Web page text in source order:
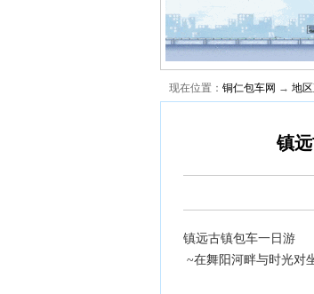
现在位置： 铜仁包车网 → 地
镇
镇远古镇包车一日游
~在舞阳河畔与时光对